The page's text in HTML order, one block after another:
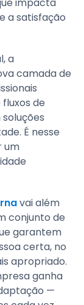
a satisfação
a
camada de
de
É nesse
um
vai além
conjunto de
garantem
certa, no
apropriado.
ganha
—